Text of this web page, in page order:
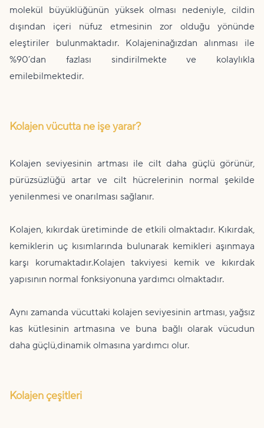
molekül büyüklüğünün yüksek olması nedeniyle, cildin
dışından içeri nüfuz etmesinin zor olduğu yönünde
eleştiriler bulunmaktadır. Kolajeninağızdan alınması ile
%90’dan fazlası sindirilmekte ve kolaylıkla
emilebilmektedir.
Kolajen vücutta ne işe yarar?
Kolajen seviyesinin artması ile cilt daha güçlü görünür,
pürüzsüzlüğü artar ve cilt hücrelerinin normal şekilde
yenilenmesi ve onarılması sağlanır.
Kolajen, kıkırdak üretiminde de etkili olmaktadır. Kıkırdak,
kemiklerin uç kısımlarında bulunarak kemikleri aşınmaya
karşı korumaktadır.Kolajen takviyesi kemik ve kıkırdak
yapısının normal fonksiyonuna yardımcı olmaktadır.
Aynı zamanda vücuttaki kolajen seviyesinin artması, yağsız
kas kütlesinin artmasına ve buna bağlı olarak vücudun
daha güçlü,dinamik olmasına yardımcı olur.
Kolajen çeşitleri